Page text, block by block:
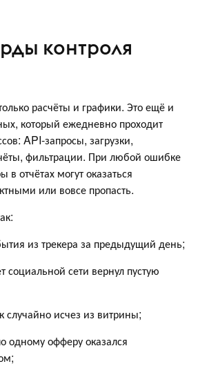
контроля
расчёты и графики. Это ещё и
который ежедневно проходит
API-запросы, загрузки,
фильтрации. При любой ошибке
отчётах могут оказаться
или вовсе пропасть.
из трекера за предыдущий день;
социальной сети вернул пустую
случайно исчез из витрины;
одному офферу оказался